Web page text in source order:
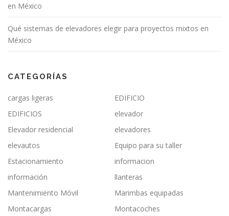
en México
Qué sistemas de elevadores elegir para proyectos mixtos en
México
CATEGORÍAS
cargas ligeras
EDIFICIO
EDIFICIOS
elevador
Elevador residencial
elevadores
elevautos
Equipo para su taller
Estacionamiento
informacion
información
llanteras
Mantenimiento Móvil
Marimbas equipadas
Montacargas
Montacoches